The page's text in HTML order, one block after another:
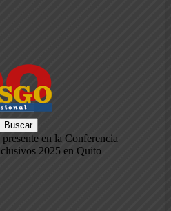
en la Conferencia
2025 en Quito